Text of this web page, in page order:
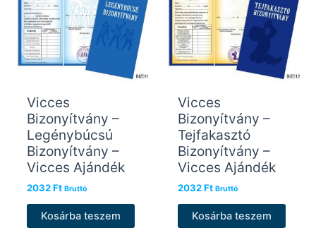
Vicces
Bizonyítvány –
Legénybúcsú
Bizonyítvány –
Vicces Ajándék
2032Ft Bruttó
Kosárba teszem
Vicces
Bizonyítvány –
Tejfakasztó
Bizonyítvány –
Vicces Ajándék
2032Ft Bruttó
Kosárba teszem